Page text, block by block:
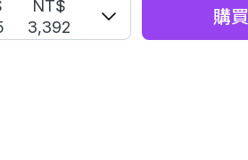
NT$
3,392
購買